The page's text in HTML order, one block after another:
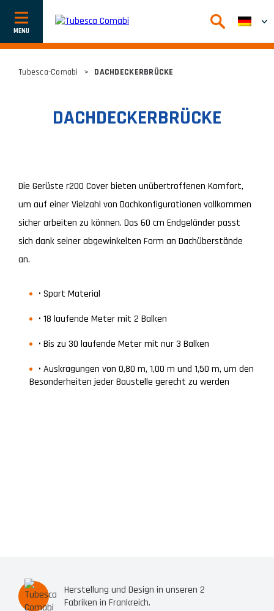
Afficher
ou
Tubesca-Comabi > DACHDECKERBRÜCKE
DACHDECKERBRÜCKE
Die Gerüste r200 Cover bieten unübertroffenen Komfort,
um auf einer Vielzahl von Dachkonfigurationen vollkommen
sicher arbeiten zu können. Das 60 cm Endgeländer passt
sich dank seiner abgewinkelten Form an Dachüberstände
an.
• Spart Material
• 18 laufende Meter mit 2 Balken
• Bis zu 30 laufende Meter mit nur 3 Balken
• Auskragungen von 0,80 m, 1,00 m und 1,50 m, um den
Besonderheiten jeder Baustelle gerecht zu werden
Herstellung und Design in unseren 2
Fabriken in Frankreich.